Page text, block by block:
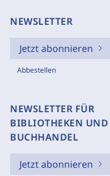
NEWSLETTER
Jetzt abonnieren
Abbestellen
NEWSLETTER FÜR
BIBLIOTHEKEN UND
BUCHHANDEL
Jetzt abonnieren